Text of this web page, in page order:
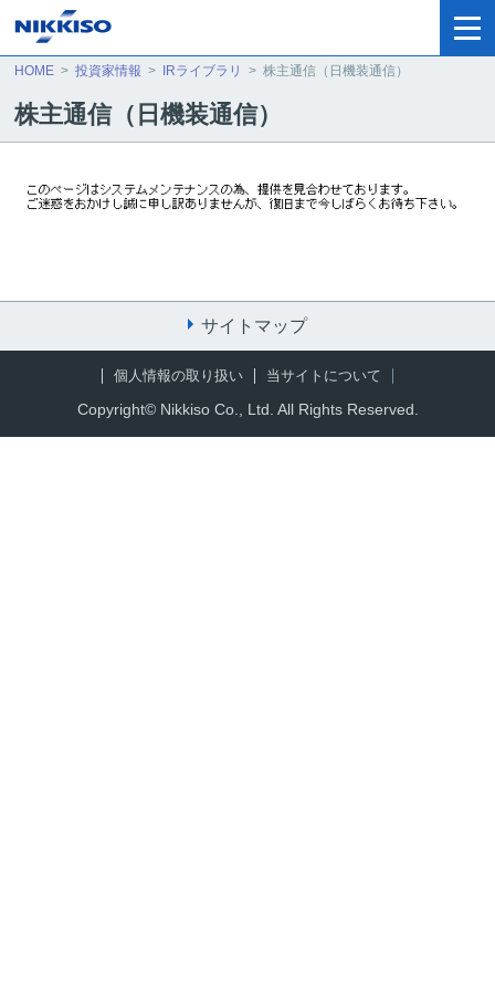
HOME > 投資家情報 > IRライブラリ > 株主通信（日機装通信）
株主通信（日機装通信）
サイトマップ
個人情報の取り扱い 当サイトについて
Copyright© Nikkiso Co., Ltd. All Rights Reserved